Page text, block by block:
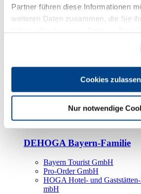
Partner führen diese Informationen
weiteren Daten zusammen, die Sie
Cookies zulassen
Nur notwendige
Kooperationspartner
Tourismusorganisationen
Bayern Tourismus Marketing
DEHOGA-Familie
Bundesverband
Fachverbände
DEHOGA Bayern-Familie
Bayern Tourist GmbH
Pro-Order GmbH
HOGA Hotel- und
mbH